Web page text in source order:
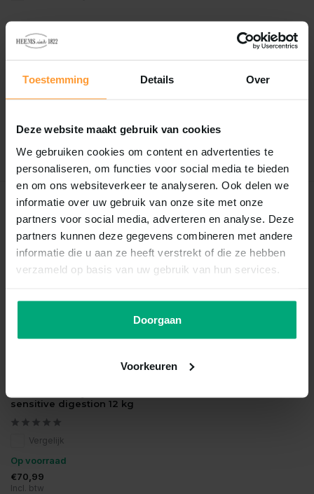
Toestemming Details Over
Deze website maakt gebruik van cookies
We gebruiken cookies om content en advertenties te
personaliseren, om functies voor social media te bieden
en om ons websiteverkeer te analyseren. Ook delen we
informatie over uw gebruik van onze site met onze
partners voor social media, adverteren en analyse. Deze
partners kunnen deze gegevens combineren met andere
informatie die u aan ze heeft verstrekt of die ze hebben
verzameld op basis van uw gebruik van hun services.
Doorgaan
Voorkeuren
Reviews
0/5 Based on 0 reviews
Recent bekeken
sensitive digestion 12 kg
Vergelijk
Op voorraad
€70,99
Incl. btw